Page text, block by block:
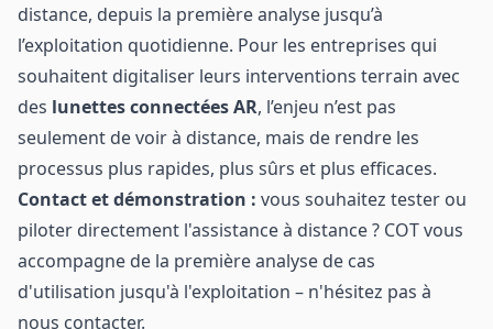
distance, depuis la première analyse jusqu’à
l’exploitation quotidienne. Pour les entreprises qui
souhaitent digitaliser leurs interventions terrain avec
des lunettes connectées AR, l’enjeu n’est pas
seulement de voir à distance, mais de rendre les
processus plus rapides, plus sûrs et plus efficaces.
Contact et démonstration : vous souhaitez tester ou
piloter directement l'assistance à distance ? COT vous
accompagne de la première analyse de cas
d'utilisation jusqu'à l'exploitation – n'hésitez pas à
nous contacter.